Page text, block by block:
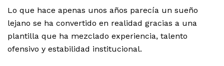
Lo que hace apenas unos años parecía un sueño
lejano se ha convertido en realidad gracias a una
plantilla que ha mezclado experiencia, talento
ofensivo y estabilidad institucional.